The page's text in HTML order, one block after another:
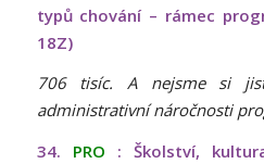
typů chování – rámec
18Z)
706 tisíc. A nejsme si
administrativní náročnosti
34. PRO : Školství,